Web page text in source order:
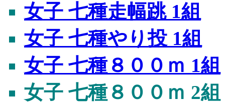
女子 七種走幅跳 1組
女子 七種やり投 1組
女子 七種８００ｍ 1組
女子 七種８００ｍ 2組